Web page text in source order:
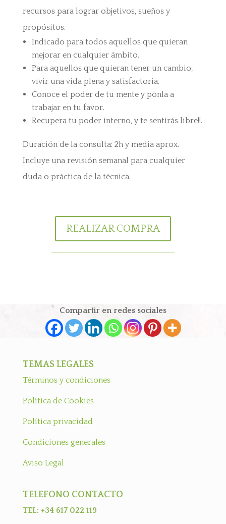
recursos para lograr objetivos, sueños y
propósitos.
Indicado para todos aquellos que quieran
mejorar en cualquier ámbito.
Para aquellos que quieran tener un cambio,
vivir una vida plena y satisfactoria.
Conoce el poder de tu mente y ponla a
trabajar en tu favor.
Recupera tu poder interno, y te sentirás libre!!.
Duración de la consulta: 2h y media aprox.
Incluye una revisión semanal para cualquier
duda o práctica de la técnica.
REALIZAR COMPRA
Compartir en redes sociales
TEMAS LEGALES
Términos y condiciones
Política de Cookies
Política privacidad
Condiciones generales
Aviso Legal
TELEFONO CONTACTO
TEL: +34 617 022 119